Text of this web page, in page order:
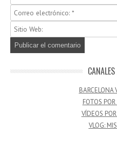
BARCELONA
FOTOS
VÍDEOS
VLOG: